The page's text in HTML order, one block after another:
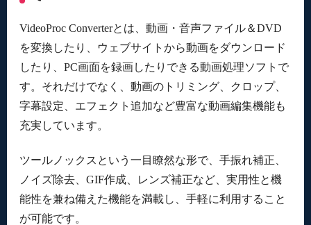
VideoProc Converterとは、動画・音声ファイル＆DVD
を変換したり、ウェブサイトから動画をダウンロード
したり、PC画面を録画したりできる動画処理ソフトで
す。それだけでなく、動画のトリミング、クロップ、
字幕設定、エフェクト追加など豊富な動画編集機能も
充実しています。
ツールノックスという一目瞭然な形で、手振れ補正、
ノイズ除去、GIF作成、レンズ補正など、実用性と機
能性を兼ね備えた機能を満載し、手軽に利用すること
が可能です。